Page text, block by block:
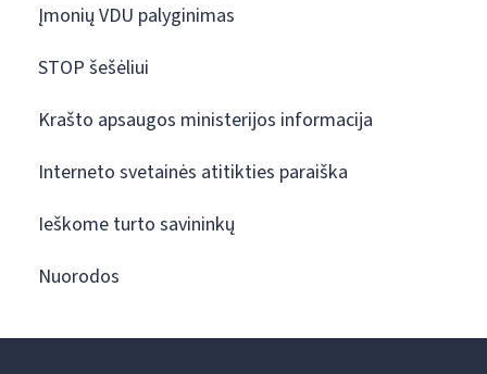
Įmonių VDU palyginimas
STOP šešėliui
Krašto apsaugos ministerijos informacija
Interneto svetainės atitikties paraiška
Ieškome turto savininkų
Nuorodos